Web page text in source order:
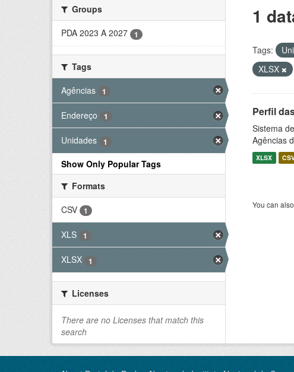
Groups
PDA 2023 A 2027
1
Tags
Agências
1
Endereço 1
Unidades 1
Show Only Popular Tags
Formats
CSV
1
XLS 1
XLSX 1
Licenses
There are no Licenses that match this
search
1
Tags:
XLSX
Perfil
Sistema
Agências
XLSX
You can